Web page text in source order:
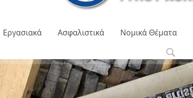
Εργασιακά Ασφαλιστικά Νομικά Θέματα